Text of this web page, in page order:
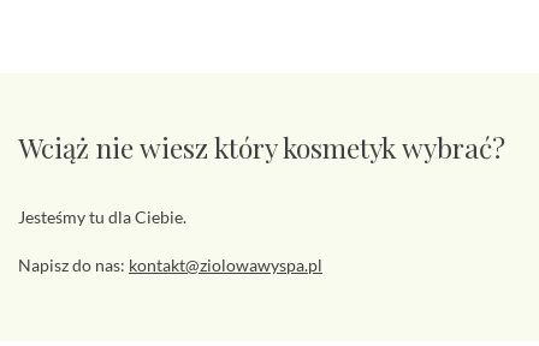
Wciąż nie wiesz który kosmetyk wybrać?
Jesteśmy tu dla Ciebie.
Napisz do nas: kontakt@ziolowawyspa.pl